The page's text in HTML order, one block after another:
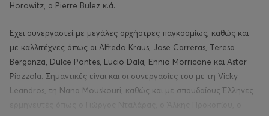
Horowitz , ο Pierre Bulez κ.ά.
Έχει συνεργαστεί με μεγάλες ορχήστρες παγκοσμίως, καθώς και
με καλλιτέχνες όπως οι Alfredo Kraus Jose Carreras Teresa
Berganza Dulce Pontes Lucio Dala Ennio Morricone και Astor
Piazzola. Σημαντικές είναι και οι συνεργασίες του με τη Vicky
Leandros , τη Nana Mouskouri , καθώς και με σπουδαίους Έλληνες